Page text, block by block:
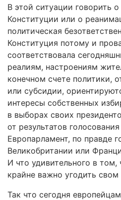
В этой ситуации говорить
Конституции или о
политическая
Конституция потому и
соответствовала
реалиям, настроениям
конечном счете политики,
или субсидии,
интересы собственных
в выборах своих
от результатов
Европарламент, по правде
Великобритании или
И что удивительного в
крайне важно угодить свом
Так что сегодня